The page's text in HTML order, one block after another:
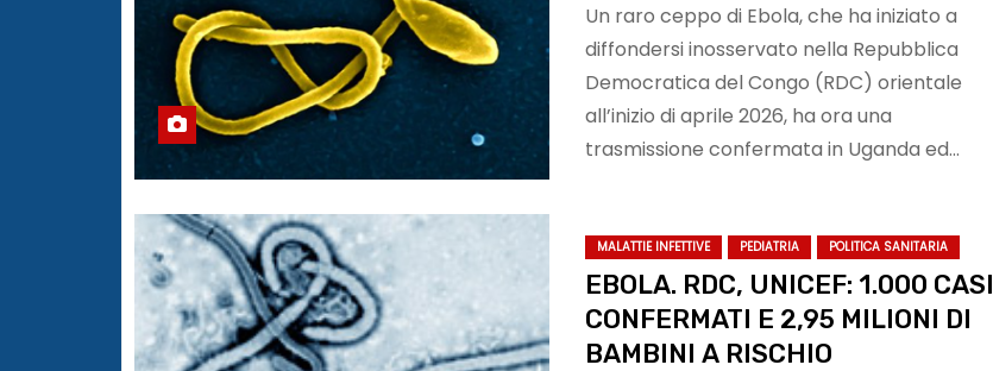
Infectious Diseases
Un raro ceppo di Ebola, che ha iniziato a
diffondersi inosservato nella Repubblica
Democratica del Congo (RDC) orientale
all’inizio di aprile 2026, ha ora una
trasmissione confermata in Uganda ed…
MALATTIE INFETTIVE PEDIATRIA POLITICA SANITARIA
EBOLA. RDC, UNICEF: 1.000 CASI
CONFERMATI E 2,95 MILIONI DI
BAMBINI A RISCHIO